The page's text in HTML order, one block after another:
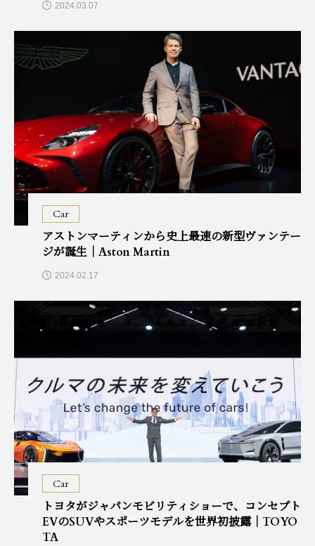
2024.03.07
Car
アストンマーティンから史上最速の新型ヴァンテー
ジが誕生｜Aston Martin
2024.02.17
Car
トヨタがジャパンモビリティショーで、コンセプト
EVのSUVやスポーツモデルを世界初披露｜TOYO
TA